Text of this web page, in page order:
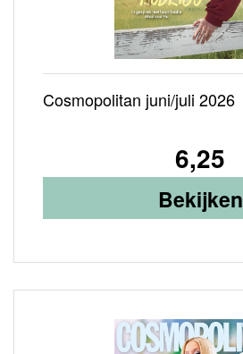
Cosmopolitan juni/juli 2026
6,25
Bekijken